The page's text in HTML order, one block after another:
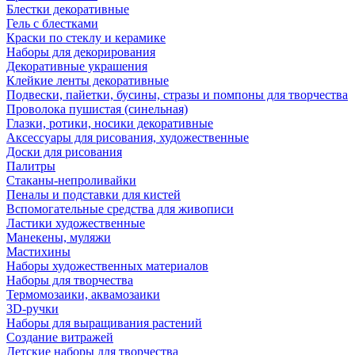
Блестки декоративные
Гель с блестками
Краски по стеклу и керамике
Наборы для декорирования
Декоративные украшения
Клейкие ленты декоративные
Подвески, пайетки, бусины, стразы и помпоны для творчества
Проволока пушистая (синельная)
Глазки, ротики, носики декоративные
Аксессуары для рисования, художественные
Доски для рисования
Палитры
Стаканы-непроливайки
Пеналы и подставки для кистей
Вспомогательные средства для живописи
Ластики художественные
Манекены, муляжи
Мастихины
Наборы художественных материалов
Наборы для творчества
Термомозаики, аквамозаики
3D-ручки
Наборы для выращивания растений
Создание витражей
Детские наборы для творчества